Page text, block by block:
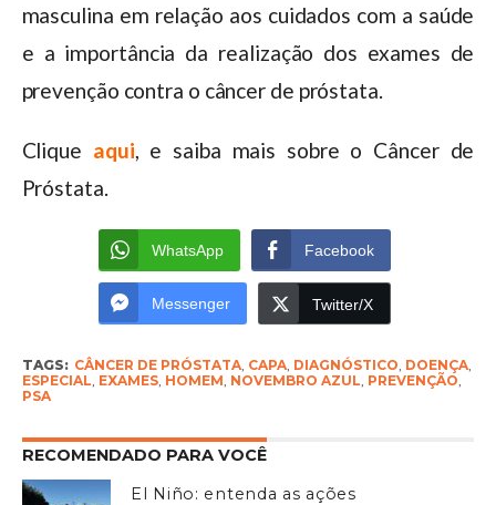
masculina em relação aos cuidados com a saúde
e a importância da realização dos exames de
prevenção contra o câncer de próstata.
Clique aqui, e saiba mais sobre o Câncer de
Próstata.
WhatsApp Facebook
Messenger Twitter/X
TAGS: CÂNCER DE PRÓSTATA, CAPA, DIAGNÓSTICO DOENÇA,
ESPECIAL EXAMES, HOMEM NOVEMBRO AZUL PREVENÇÃO
PSA
RECOMENDADO PARA VOCÊ
El Niño: entenda as ações